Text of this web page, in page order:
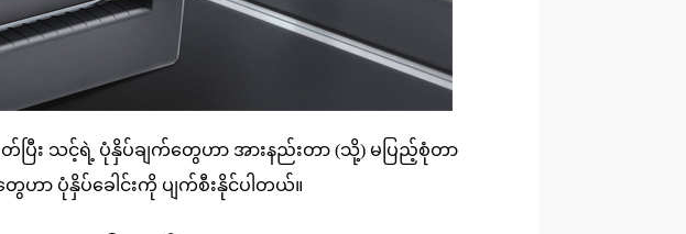
း သင့်ရဲ့ ပုံနှိပ်ချက်တွေဟာ အားနည်းတာ (သို့) မပြည့်စုံတာ
ဟာ ပုံနှိပ်ခေါင်းကို ပျက်စီးနိုင်ပါတယ်။